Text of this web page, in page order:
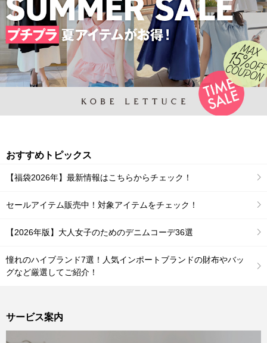
おすすめトピックス
【福袋2026年】最新情報はこちらからチェック！
セールアイテム販売中！対象アイテムをチェック！
【2026年版】大人女子のためのデニムコーデ36選
憧れのハイブランド7選！人気インポートブランドの財布やバッ
グなど厳選してご紹介！
サービス案内